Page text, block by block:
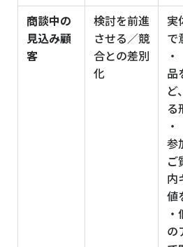
商談中の
見込み顧
客
検討を前進
させる／競
合との差別
化
実
で
品
ど
る
参
ご
内
値
の